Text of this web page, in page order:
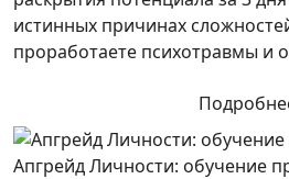
истинных причинах
проработаете психотравмы и
Апгрейд Личности: обучение